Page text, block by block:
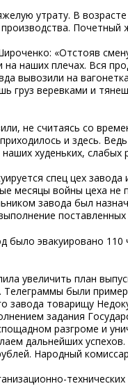
утрату. В
«Отстояв
наших плечах. Вся
вывозили на
груз веревками и
не считаясь со
и здесь.
худеньких, слабых
спец цех
месяцы войны цеха
завода был
поставленных
было эвакуировано
увеличить план
были
завода товарищу
задания
разгроме и
дальнейших
Народный